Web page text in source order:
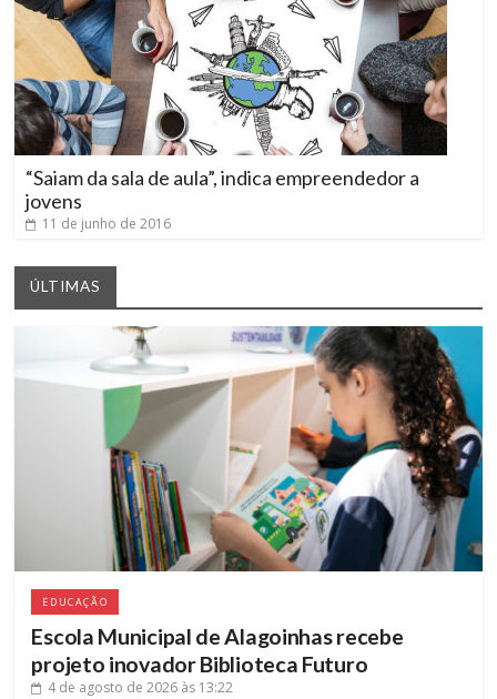
“Saiam da sala de aula”, indica empreendedor a
jovens
11 de junho de 2016
ÚLTIMAS
EDUCAÇÃO
Escola Municipal de Alagoinhas recebe
projeto inovador Biblioteca Futuro
4 de agosto de 2026 às 13:22